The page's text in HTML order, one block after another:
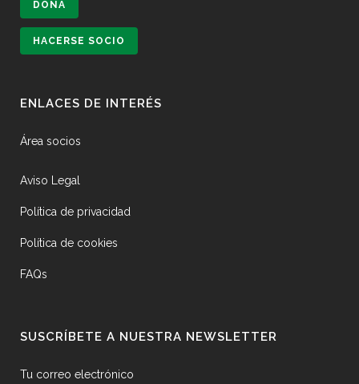
DONA
HACERSE SOCIO
ENLACES DE INTERÉS
Área socios
Aviso Legal
Política de privacidad
Política de cookies
FAQs
SUSCRÍBETE A NUESTRA NEWSLETTER
Tu correo electrónico